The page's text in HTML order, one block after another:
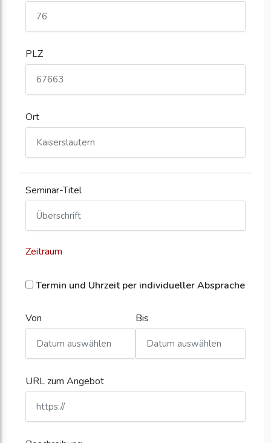
PLZ
Ort
Seminar-Titel
Zeitraum
Termin und Uhrzeit per individueller Absprache
Von Bis
URL zum Angebot